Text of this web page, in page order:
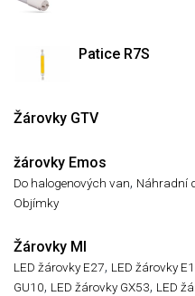
Patice R7S
Žárovky GTV
žárovky Emos
Do halogenových van, Náhradní
Objímky
Žárovky MI
LED žárovky E27, LED žárovky
GU10, LED žárovky GX53, LED